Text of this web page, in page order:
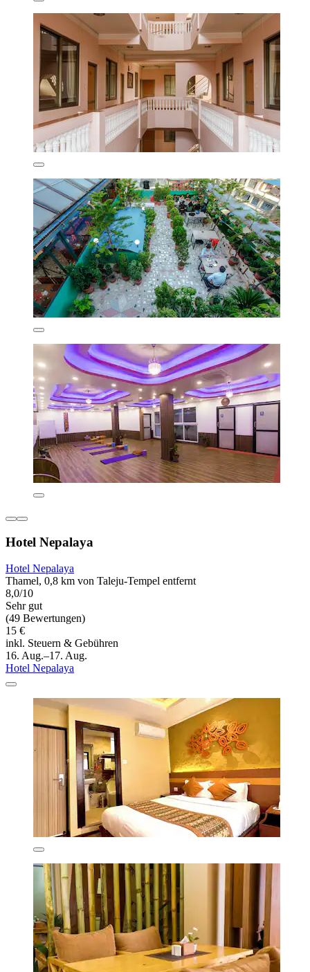
Hotel Nepalaya
Hotel Nepalaya
Thamel, 0,8 km von Taleju-Tempel entfernt
8,0/10
Sehr gut
(49 Bewertungen)
15 €
inkl. Steuern & Gebühren
16. Aug.–17. Aug.
Hotel Nepalaya